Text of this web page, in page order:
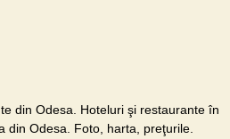
din Odesa. Hoteluri şi restaurante în
din Odesa. Foto, harta, preţurile.